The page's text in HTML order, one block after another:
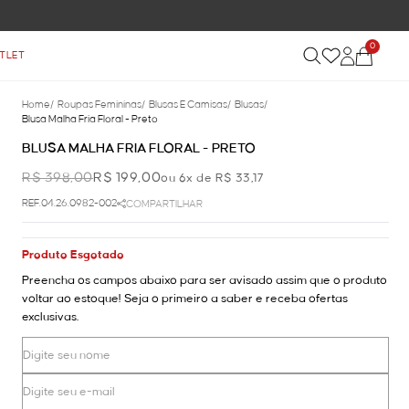
ACIMA DE R$ 899
0
Home/ Roupas Femininas/ Blusas E Camisas/ Blusas/
Blusa Malha Fria Floral - Preto
BLUSA MALHA FRIA FLORAL - PRETO
R$ 398,00R$ 199,00ou 6x de R$ 33,17
REF.04.26.0982-002 COMPARTILHAR
Produto Esgotado
Preencha os campos abaixo para ser avisado assim que o produto
voltar ao estoque! Seja o primeiro a saber e receba ofertas
exclusivas.